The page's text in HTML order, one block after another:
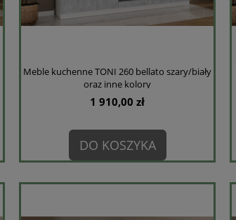
Meble kuchenne TONI 260 bellato szary/biały
oraz inne kolory
1 910,00 zł
DO KOSZYKA